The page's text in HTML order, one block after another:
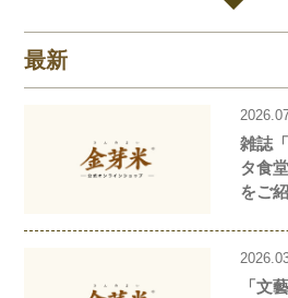
最新
雑誌
タ食
をご
「文